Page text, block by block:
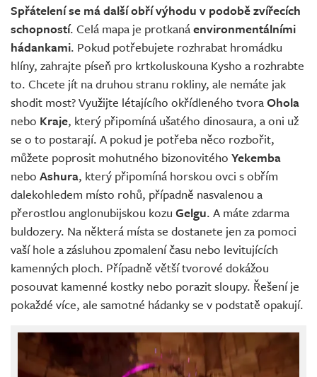
Spřátelení se má další obří výhodu v podobě zvířecích
schopností. Celá mapa je protkanáenvironmentálními
hádankami. Pokud potřebujete rozhrabat hromádku
hlíny, zahrajte píseň pro krtkoluskouna Kysho a rozhrabte
to. Chcete jít na druhou stranu rokliny, ale nemáte jak
shodit most? Využijte létajícího okřídleného tvoraOhola
nebo Kraje, který připomíná ušatého dinosaura, a oni už
se o to postarají. A pokud je potřeba něco rozbořit,
můžete poprosit mohutného bizonovitého Yekemba
nebo Ashura, který připomíná horskou ovci s obřím
dalekohledem místo rohů, případně nasvalenou a
přerostlou anglonubijskou kozu Gelgu. A máte zdarma
buldozery. Na některá místa se dostanete jen za pomoci
vaší hole a zásluhou zpomalení času nebo levitujících
kamenných ploch. Případně větší tvorové dokážou
posouvat kamenné kostky nebo porazit sloupy. Řešení je
pokaždé více, ale samotné hádanky se v podstatě opakují.